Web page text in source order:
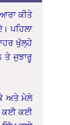
ਕੀਤੇ
ਪਹਿਲਾ
ਖੁੱਲ੍ਹੇ
ਤੇ ਜੁਝਾਰੂ
ਅਤੇ ਮੇਲੇ
ਕਈ ਕਈ